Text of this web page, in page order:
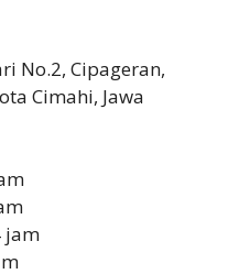
No.2, Cipageran,
Cimahi, Jawa
jam